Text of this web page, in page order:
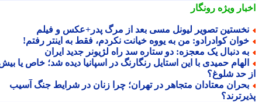
ویژهرونگار
تصویر لیونل مسی بعد از مرگ پدر+عکس و فیلم
کوادرادو: من به یووه خیانت نکردم، فقط به اینتر رفتم!
دنبال یک معجزه: دو ستاره سد راه لژیونر جدید ایران
حمیدی با این استایل رنگارنگ در اسپانیا دیده شد؛ خاص یا بیش
حد شلوغ؟
معتادان متجاهر در تهران؛ چرا زنان در شرایط جنگ آسیب